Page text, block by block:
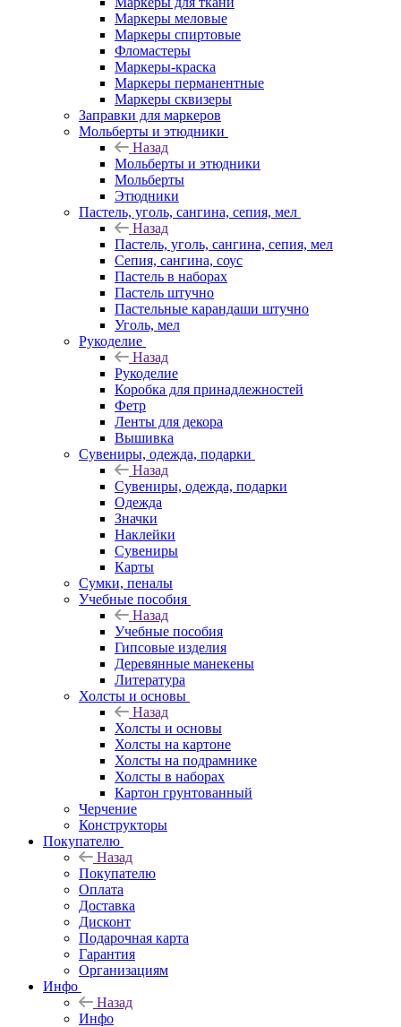
Маркеры меловые
Маркеры спиртовые
Фломастеры
Маркеры-краска
Маркеры перманентные
Маркеры сквизеры
Заправки для маркеров
Мольберты и этюдники
Назад
Мольберты и этюдники
Мольберты
Этюдники
Пастель, уголь, сангина, сепия, мел
Назад
Пастель, уголь, сангина, сепия, мел
Сепия, сангина, соус
Пастель в наборах
Пастель штучно
Пастельные карандаши штучно
Уголь, мел
Рукоделие
Назад
Рукоделие
Коробка для принадлежностей
Фетр
Ленты для декора
Вышивка
Сувениры, одежда, подарки
Назад
Сувениры, одежда, подарки
Одежда
Значки
Наклейки
Сувениры
Карты
Сумки, пеналы
Учебные пособия
Назад
Учебные пособия
Гипсовые изделия
Деревянные манекены
Литература
Холсты и основы
Назад
Холсты и основы
Холсты на картоне
Холсты на подрамнике
Холсты в наборах
Картон грунтованный
Черчение
Конструкторы
Покупателю
Назад
Покупателю
Оплата
Доставка
Дисконт
Подарочная карта
Гарантия
Организациям
Инфо
Назад
Инфо